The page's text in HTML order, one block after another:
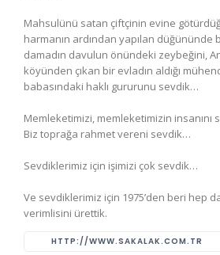
Mahsulünü satan çiftçinin evine
harmanın ardından yapılan
damadın davulun önündeki zeybeğini,
köyünden çıkan bir evladın aldığı
babasındaki haklı gururunu sevdik…
Memleketimizi, memleketimizin insanını
Biz toprağa rahmet vereni sevdik…
Sevdiklerimiz için işimizi çok sevdik…
Ve sevdiklerimiz için 1975’den beri hep
verimlisini ürettik.
HTTP://WWW.SAKALAK.COM.TR